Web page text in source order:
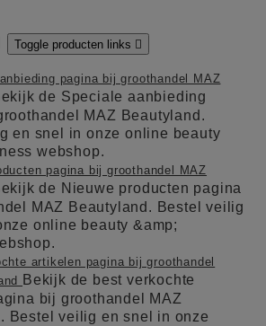
Toggle producten links 
pagina bij groothandel MAZ
de Speciale aanbieding
MAZ Beautyland.
en snel in onze online beauty
webshop.
pagina bij groothandel MAZ
de Nieuwe producten pagina
MAZ Beautyland. Bestel veilig
online beauty &amp;
artikelen pagina bij groothandel
Bekijk de best verkochte
bij groothandel MAZ
Bestel veilig en snel in onze